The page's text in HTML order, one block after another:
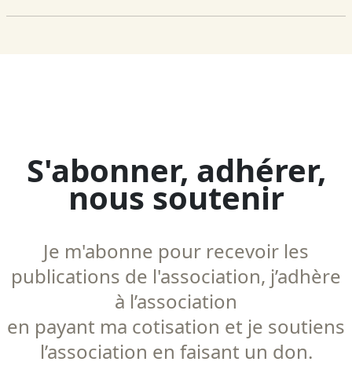
S'abonner, adhérer,
nous soutenir
Je m'abonne pour recevoir les
publications de l'association, j’adhère
à l’association
en payant ma cotisation et je soutiens
l’association en faisant un don.